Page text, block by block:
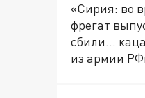
«Сирия: во
фрегат
сбили...
из армии